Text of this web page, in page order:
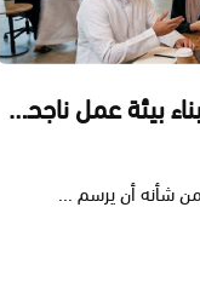
إدارة تجربة الموظف: سر بناء بيئة عمل ناجحة في الشركات الحديثة
شأنه أن يرسم ...